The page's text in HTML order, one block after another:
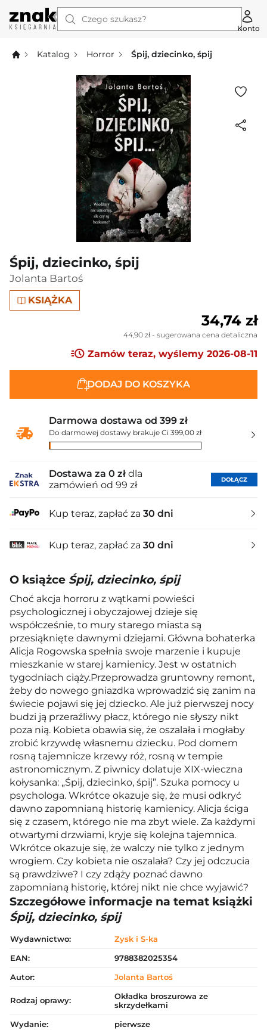
Czego szukasz?
Konto
Katalog Horror Śpij, dziecinko, śpij
Śpij, dziecinko, śpij
Jolanta Bartoś
KSIĄŻKA
34,74 zł
44,90 zł - sugerowana cena detaliczna
Zamów teraz, wyślemy 2026-08-11
DODAJ DO KOSZYKA
Darmowa dostawa od 399 zł
Do darmowej dostawy brakuje Ci 399,00 zł
Dostawa za 0 zł dla
zamówień od 99 zł
DOŁĄCZ
Kup teraz, zapłać za 30 dni
Kup teraz, zapłać za 30 dni
O książce Śpij, dziecinko, śpij
Choć akcja horroru z wątkami powieści
psychologicznej i obyczajowej dzieje się
współcześnie, to mury starego miasta są
przesiąknięte dawnymi dziejami. Główna bohaterka
Alicja Rogowska spełnia swoje marzenie i kupuje
mieszkanie w starej kamienicy. Jest w ostatnich
tygodniach ciąży.Przeprowadza gruntowny remont,
żeby do nowego gniazdka wprowadzić się zanim na
świecie pojawi się jej dziecko. Ale już pierwszej nocy
budzi ją przeraźliwy płacz, którego nie słyszy nikt
poza nią. Kobieta obawia się, że oszalała i mogłaby
zrobić krzywdę własnemu dziecku. Pod domem
rosną tajemnicze krzewy róż, rosną w tempie
astronomicznym. Z piwnicy dolatuje XIX-wieczna
kołysanka: „Śpij, dziecinko, śpij”. Szuka pomocy u
psychologa. Wkrótce okazuje się, że musi odkryć
dawno zapomnianą historię kamienicy. Alicja ściga
się z czasem, którego nie ma zbyt wiele. Za każdymi
otwartymi drzwiami, kryje się kolejna tajemnica.
Wkrótce okazuje się, że walczy nie tylko z jednym
wrogiem. Czy kobieta nie oszalała? Czy jej odczucia
są prawdziwe? I czy zdąży poznać dawno
zapomnianą historię, której nikt nie chce wyjawić?
Szczegółowe informacje na temat książki
Śpij, dziecinko, śpij
Wydawnictwo:
Zysk i S-ka
EAN:
9788382025354
Autor:
Jolanta Bartoś
Rodzaj oprawy:
Okładka broszurowa ze
skrzydełkami
Wydanie:
pierwsze